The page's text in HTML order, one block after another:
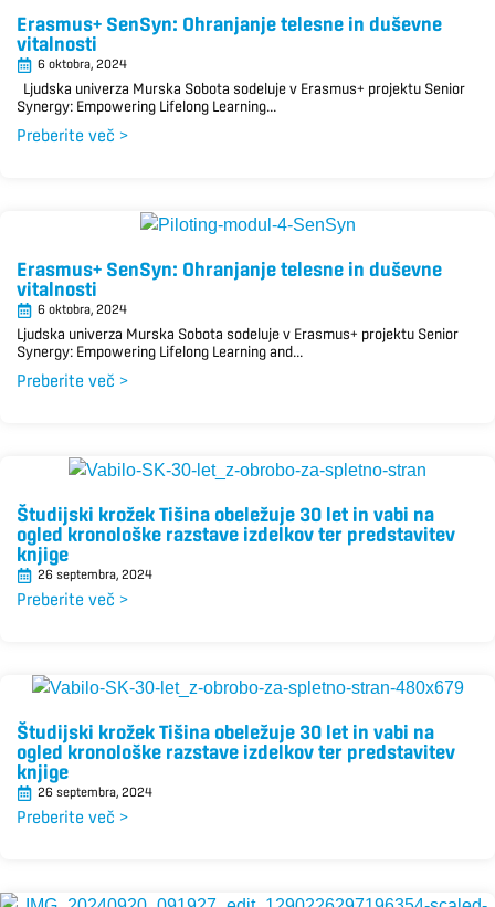
Erasmus+ SenSyn: Ohranjanje telesne in duševne
vitalnosti
6 oktobra, 2024
Ljudska univerza Murska Sobota sodeluje v Erasmus+ projektu Senior
Synergy: Empowering Lifelong Learning...
Preberite več >
Erasmus+ SenSyn: Ohranjanje telesne in duševne
vitalnosti
6 oktobra, 2024
Ljudska univerza Murska Sobota sodeluje v Erasmus+ projektu Senior
Synergy: Empowering Lifelong Learning and...
Preberite več >
Študijski krožek Tišina obeležuje 30 let in vabi na
ogled kronološke razstave izdelkov ter predstavitev
knjige
26 septembra, 2024
Preberite več >
Študijski krožek Tišina obeležuje 30 let in vabi na
ogled kronološke razstave izdelkov ter predstavitev
knjige
26 septembra, 2024
Preberite več >